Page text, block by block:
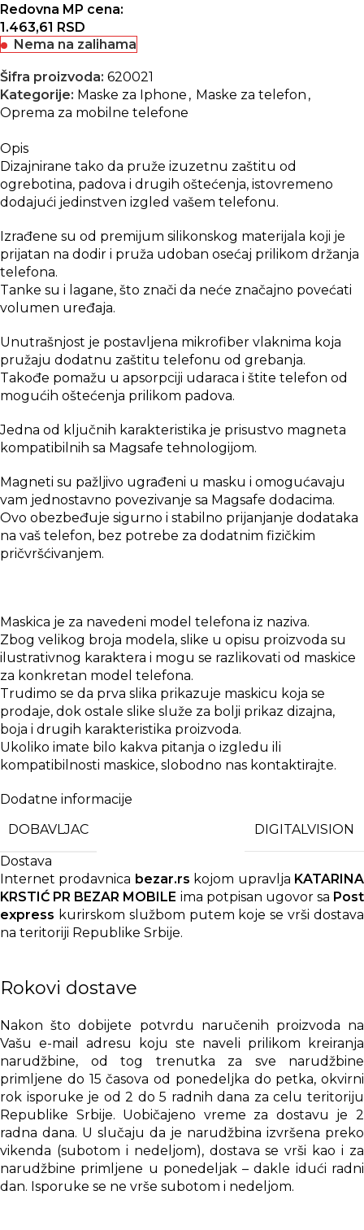
Redovna MP cena:
1.463,61 RSD
Nema na zalihama
Šifra proizvoda: 620021
Kategorije: Maske za Iphone , Maske za telefon ,
Oprema za mobilne telefone
Opis
Dizajnirane tako da pruže izuzetnu zaštitu od
ogrebotina, padova i drugih oštećenja, istovremeno
dodajući jedinstven izgled vašem telefonu.
Izrađene su od premijum silikonskog materijala koji je
prijatan na dodir i pruža udoban osećaj prilikom držanja
telefona.
Tanke su i lagane, što znači da neće značajno povećati
volumen uređaja.
Unutrašnjost je postavljena mikrofiber vlaknima koja
pružaju dodatnu zaštitu telefonu od grebanja.
Takođe pomažu u apsorpciji udaraca i štite telefon od
mogućih oštećenja prilikom padova.
Jedna od ključnih karakteristika je prisustvo magneta
kompatibilnih sa Magsafe tehnologijom.
Magneti su pažljivo ugrađeni u masku i omogućavaju
vam jednostavno povezivanje sa Magsafe dodacima.
Ovo obezbeđuje sigurno i stabilno prijanjanje dodataka
na vaš telefon, bez potrebe za dodatnim fizičkim
pričvršćivanjem.
Maskica je za navedeni model telefona iz naziva.
Zbog velikog broja modela, slike u opisu proizvoda su
ilustrativnog karaktera i mogu se razlikovati od maskice
za konkretan model telefona.
Trudimo se da prva slika prikazuje maskicu koja se
prodaje, dok ostale slike služe za bolji prikaz dizajna,
boja i drugih karakteristika proizvoda.
Ukoliko imate bilo kakva pitanja o izgledu ili
kompatibilnosti maskice, slobodno nas kontaktirajte.
Dodatne informacije
DOBAVLJAC
DIGITALVISION
Dostava
Internet prodavnica bezar.rs kojom upravlja KATARINA
KRSTIĆ PR BEZAR MOBILE ima potpisan ugovor sa Post
express kurirskom službom putem koje se vrši dostava
na teritoriji Republike Srbije.
Rokovi dostave
Nakon što dobijete potvrdu naručenih proizvoda na
Vašu e-mail adresu koju ste naveli prilikom kreiranja
narudžbine, od tog trenutka za sve narudžbine
primljene do 15 časova od ponedeljka do petka, okvirni
rok isporuke je od 2 do 5 radnih dana za celu teritoriju
Republike Srbije. Uobičajeno vreme za dostavu je 2
radna dana. U slučaju da je narudžbina izvršena preko
vikenda (subotom i nedeljom), dostava se vrši kao i za
narudžbine primljene u ponedeljak – dakle idući radni
dan. Isporuke se ne vrše subotom i nedeljom.